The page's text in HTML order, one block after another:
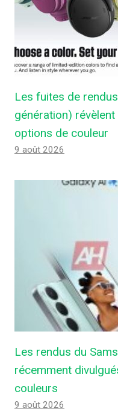
Les fuites de
génération)
options de couleur
9 août 2026
Les rendus du
récemment
couleurs
9 août 2026